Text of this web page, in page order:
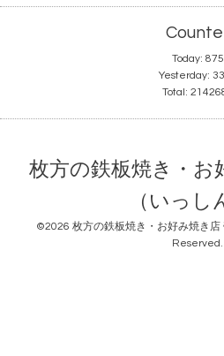
Today: 875
Yesterday:
Total:
枚方の鉄板焼き・お
（いっし
©2026 枚方の鉄板焼き・お好み焼き店
Reserved.